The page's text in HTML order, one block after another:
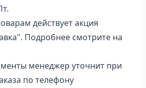
действует акция
Подробнее смотрите на
менеджер уточнит при
по телефону